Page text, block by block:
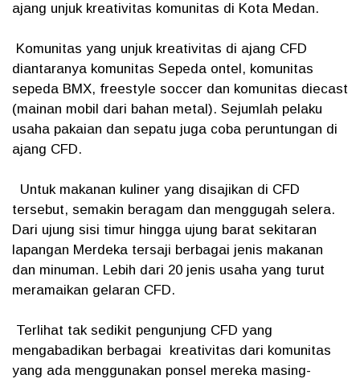
ajang unjuk kreativitas komunitas di Kota Medan.
Komunitas yang unjuk kreativitas di ajang CFD
diantaranya komunitas Sepeda ontel, komunitas
sepeda BMX, freestyle soccer dan komunitas diecast
(mainan mobil dari bahan metal). Sejumlah pelaku
usaha pakaian dan sepatu juga coba peruntungan di
ajang CFD.
Untuk makanan kuliner yang disajikan di CFD
tersebut, semakin beragam dan menggugah selera.
Dari ujung sisi timur hingga ujung barat sekitaran
lapangan Merdeka tersaji berbagai jenis makanan
dan minuman. Lebih dari 20 jenis usaha yang turut
meramaikan gelaran CFD.
Terlihat tak sedikit pengunjung CFD yang
mengabadikan berbagai kreativitas dari komunitas
yang ada menggunakan ponsel mereka masing-